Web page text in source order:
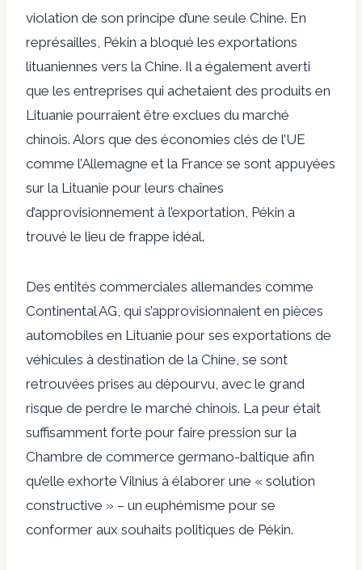
violation de son principe d’une seule Chine. En
représailles, Pékin a bloqué les exportations
lituaniennes vers la Chine. Il a également averti
que les entreprises qui achetaient des produits en
Lituanie pourraient être exclues du marché
chinois. Alors que des économies clés de l’UE
comme l’Allemagne et la France se sont appuyées
sur la Lituanie pour leurs chaînes
d’approvisionnement à l’exportation, Pékin a
trouvé le lieu de frappe idéal.
Des entités commerciales allemandes comme
Continental AG, qui s’approvisionnaient en pièces
automobiles en Lituanie pour ses exportations de
véhicules à destination de la Chine, se sont
retrouvées prises au dépourvu, avec le grand
risque de perdre le marché chinois. La peur était
suffisamment forte pour faire pression sur la
Chambre de commerce germano-baltique afin
qu’elle exhorte Vilnius à élaborer une « solution
constructive » – ​​un euphémisme pour se
conformer aux souhaits politiques de Pékin.